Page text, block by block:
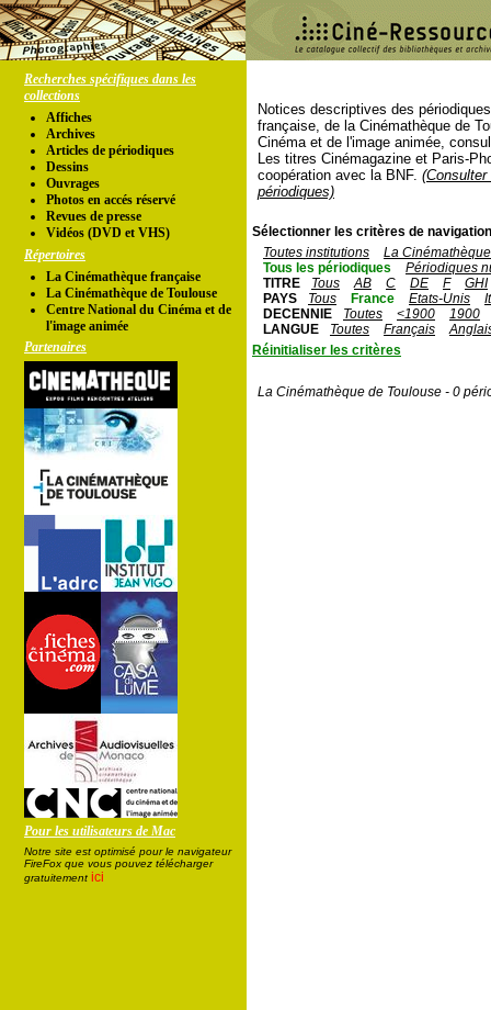
Recherches spécifiques dans les
collections
Affiches
Archives
Articles de périodiques
Dessins
Ouvrages
Photos en accés réservé
Revues de presse
Vidéos (DVD et VHS)
Répertoires
La Cinémathèque française
La Cinémathèque de Toulouse
Centre National du Cinéma et de
l'image animée
Partenaires
Pour les utilisateurs de Mac
Notre site est optimisé pour le navigateur
FireFox que vous pouvez télécharger
gratuitement ici
Notices descriptives des
française, de la Cinémathèque de
Cinéma et de l'image animée,
Les titres Cinémagazine et Paris-
coopération avec la BNF.
périodiques)
Sélectionner les critères de
Toutes institutions
La
Tous les périodiques
Périodiques
TITRE
Tous AB C DE F
GHI
PAYS
Tous France Etats-Unis
DECENNIE
Toutes <1900
1900
LANGUE
Toutes Français
Réinitialiser les critères
La Cinémathèque de Toulouse - 0